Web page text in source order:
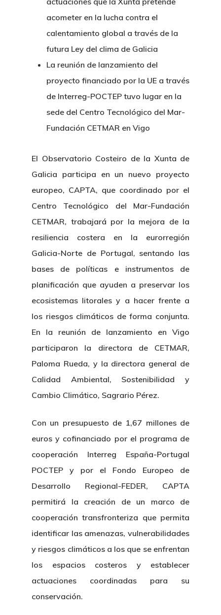
acometer en la lucha contra el
calentamiento global a través de la
futura Ley del clima de Galicia
La reunión de lanzamiento del
proyecto financiado por la UE a través
de Interreg-POCTEP tuvo lugar en la
sede del Centro Tecnológico del Mar-
Fundación CETMAR en Vigo
El Observatorio Costeiro de la Xunta de
Galicia participa en un nuevo proyecto
europeo, CAPTA, que coordinado por el
Centro Tecnológico del Mar-Fundación
CETMAR, trabajará por la mejora de la
resiliencia costera en la eurorregión
Galicia-Norte de Portugal, sentando las
bases de políticas e instrumentos de
planificación que ayuden a preservar los
ecosistemas litorales y a hacer frente a
los riesgos climáticos de forma conjunta.
En la reunión de lanzamiento en Vigo
participaron la directora de CETMAR,
Paloma Rueda, y la directora general de
Calidad Ambiental, Sostenibilidad y
Cambio Climático, Sagrario Pérez.
Con un presupuesto de 1,67 millones de
euros y cofinanciado por el programa de
cooperación Interreg España-Portugal
POCTEP y por el Fondo Europeo de
Desarrollo Regional-FEDER, CAPTA
permitirá la creación de un marco de
cooperación transfronteriza que permita
identificar las amenazas, vulnerabilidades
y riesgos climáticos a los que se enfrentan
los espacios costeros y establecer
actuaciones coordinadas para su
conservación.